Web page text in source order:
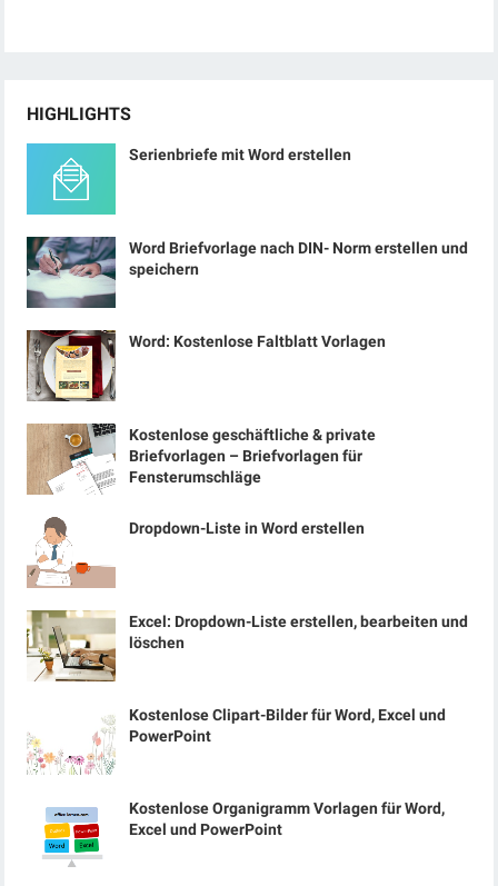
HIGHLIGHTS
Serienbriefe mit Word erstellen
Word Briefvorlage nach DIN- Norm erstellen und
speichern
Word: Kostenlose Faltblatt Vorlagen
Kostenlose geschäftliche & private
Briefvorlagen – Briefvorlagen für
Fensterumschläge
Dropdown-Liste in Word erstellen
Excel: Dropdown-Liste erstellen, bearbeiten und
löschen
Kostenlose Clipart-Bilder für Word, Excel und
PowerPoint
Kostenlose Organigramm Vorlagen für Word,
Excel und PowerPoint